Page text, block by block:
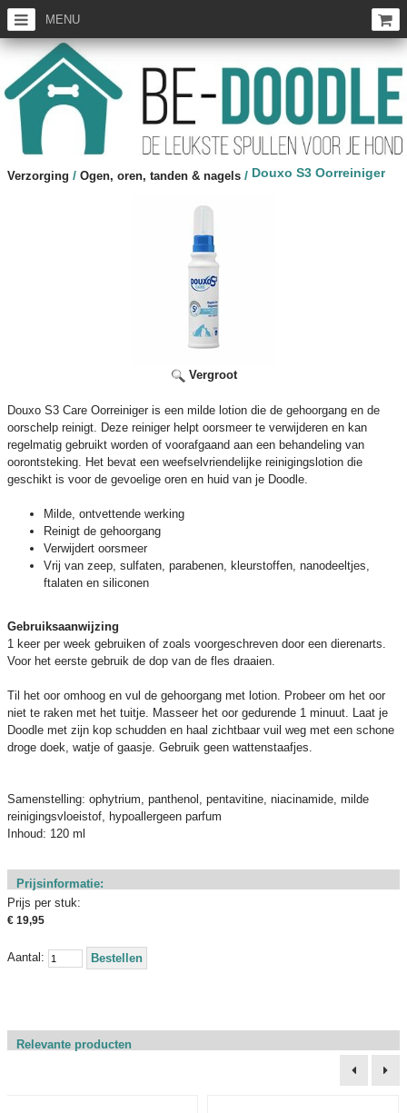
MENU
Verzorging / Ogen, oren, tanden & nagels / Douxo S3 Oorreiniger
Vergroot
Douxo S3 Care Oorreiniger is een milde lotion die de gehoorgang en de
oorschelp reinigt. Deze reiniger helpt oorsmeer te verwijderen en kan
regelmatig gebruikt worden of voorafgaand aan een behandeling van
oorontsteking. Het bevat een weefselvriendelijke reinigingslotion die
geschikt is voor de gevoelige oren en huid van je Doodle.
Milde, ontvettende werking
Reinigt de gehoorgang
Verwijdert oorsmeer
Vrij van zeep, sulfaten, parabenen, kleurstoffen, nanodeeltjes,
ftalaten en siliconen
Gebruiksaanwijzing
1 keer per week gebruiken of zoals voorgeschreven door een dierenarts.
Voor het eerste gebruik de dop van de fles draaien.
Til het oor omhoog en vul de gehoorgang met lotion. Probeer om het oor
niet te raken met het tuitje. Masseer het oor gedurende 1 minuut. Laat je
Doodle met zijn kop schudden en haal zichtbaar vuil weg met een schone
droge doek, watje of gaasje. Gebruik geen wattenstaafjes.
Samenstelling: ophytrium, panthenol, pentavitine, niacinamide, milde
reinigingsvloeistof, hypoallergeen parfum
Inhoud: 120 ml
Prijsinformatie:
Prijs per stuk:
€ 19,95
Aantal: Bestellen
Relevante producten